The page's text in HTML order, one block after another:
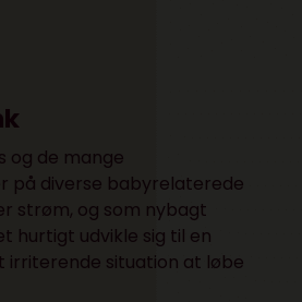
og de mange
på diverse babyrelaterede
strøm, og som nybagt
hurtigt udvikle sig til en
irriterende situation at løbe